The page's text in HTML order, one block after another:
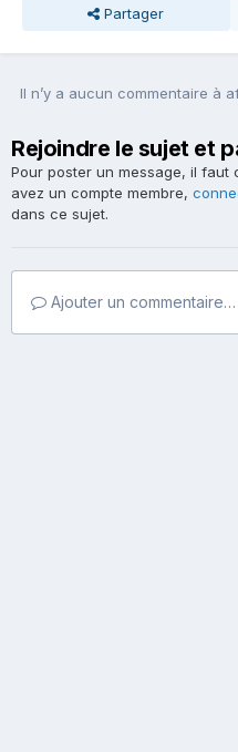
Partager
Il n’y a aucun commentaire à
Rejoindre le sujet et
Pour poster un message, il faut
avez un compte membre,
dans ce sujet.
Ajouter un commentaire…